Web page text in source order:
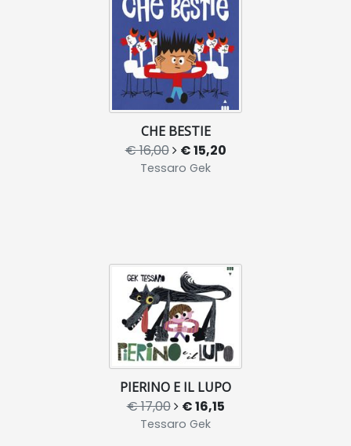
CHE BESTIE
€ 16,00 € 15,20
Tessaro Gek
PIERINO E IL LUPO
€ 17,00 € 16,15
Tessaro Gek